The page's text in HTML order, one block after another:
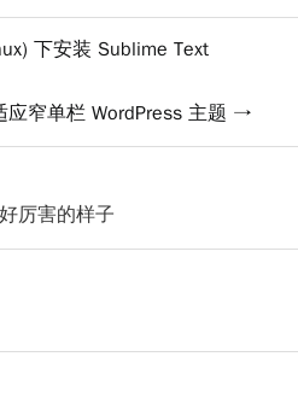
下安装 Sublime Text
窄单栏 WordPress 主题
厉害的样子